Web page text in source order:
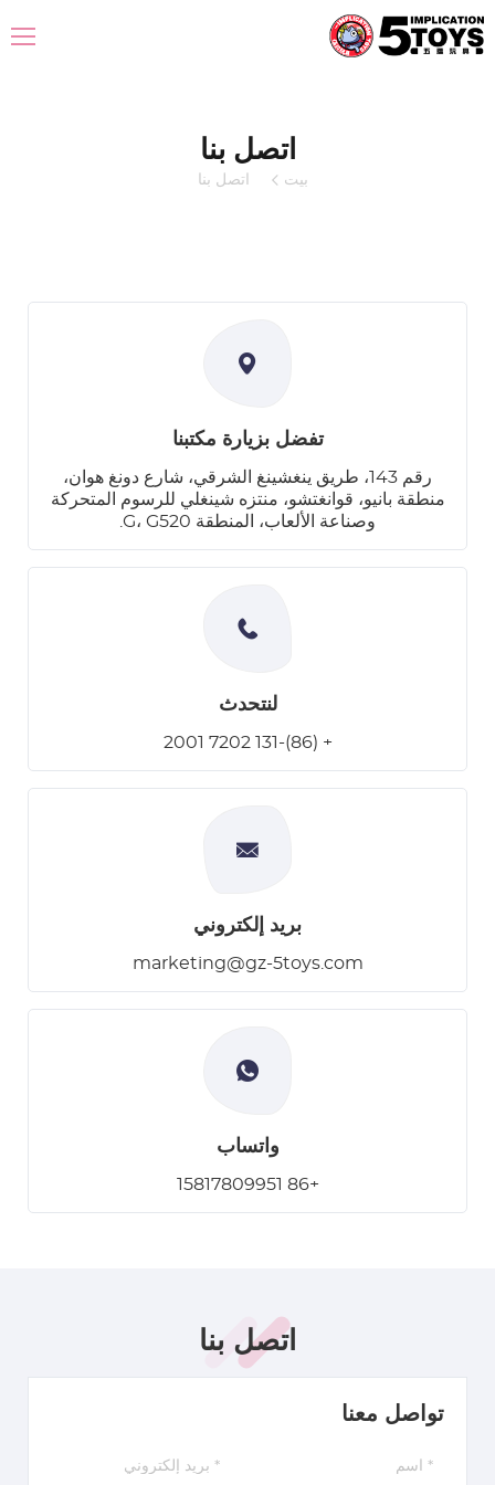
اتصل بنا
بيت اتصل بنا
تفضل بزيارة مكتبنا
رقم 143، طريق ينغشينغ الشرقي، شارع دونغ هوان،
منطقة بانيو، قوانغتشو، منتزه شينغلي للرسوم المتحركة
وصناعة الألعاب، المنطقة G، G520.
لنتحدث
+ (86)-131 7202 2001
بريد إلكتروني
marketing@gz-5toys.com
واتساب
+86 15817809951
اتصل بنا
تواصل معنا